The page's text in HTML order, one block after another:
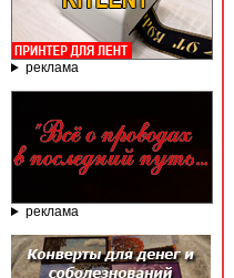
реклама
реклама